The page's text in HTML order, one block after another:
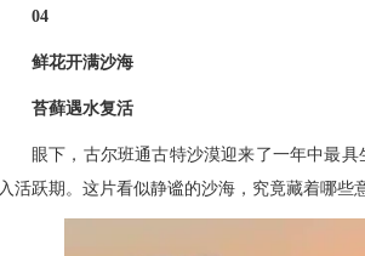
04
鲜花开满沙海
苔藓遇水复活
眼下，古尔班通古特沙漠迎来了一年中最
入活跃期。这片看似静谧的沙海，究竟藏着哪些